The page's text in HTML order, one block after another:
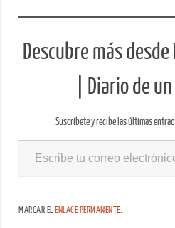
Descubre más
| Diario de
Suscríbete y recibe las últimas
MARCAR EL ENLACE PERMANENTE.